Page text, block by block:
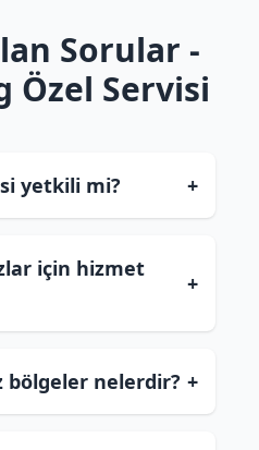
Sorular -
Özel Servisi
yetkili mi? +
için hizmet
+
nelerdir? +